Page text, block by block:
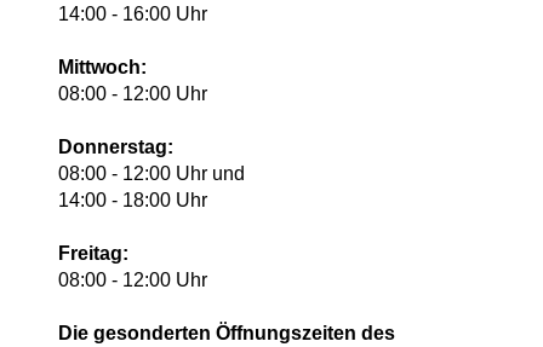
14:00 - 16:00 Uhr
Mittwoch:
08:00 - 12:00 Uhr
Donnerstag:
08:00 - 12:00 Uhr und
14:00 - 18:00 Uhr
Freitag:
08:00 - 12:00 Uhr
Die gesonderten Öffnungszeiten des